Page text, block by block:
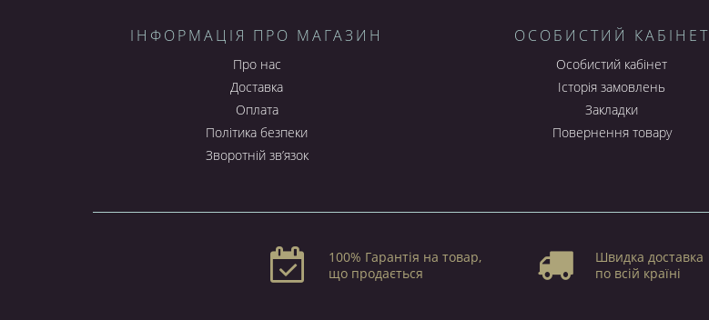
ІНФОРМАЦІЯ ПРО МАГАЗИН
Про нас
Доставка
Оплата
Політика безпеки
Зворотній зв’язок
ОСОБИСТИЙ КАБІНЕТ
Особистий кабінет
Історія замовлень
Закладки
Повернення товару
100% Гарантія на товар,
що продається
Швидка доставка
по всій країні